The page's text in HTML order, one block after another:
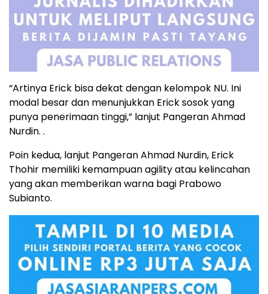
“Artinya Erick bisa dekat dengan kelompok NU. Ini
modal besar dan menunjukkan Erick sosok yang
punya penerimaan tinggi,” lanjut Pangeran Ahmad
Nurdin. .
Poin kedua, lanjut Pangeran Ahmad Nurdin, Erick
Thohir memiliki kemampuan agility atau kelincahan
yang akan memberikan warna bagi Prabowo
Subianto.